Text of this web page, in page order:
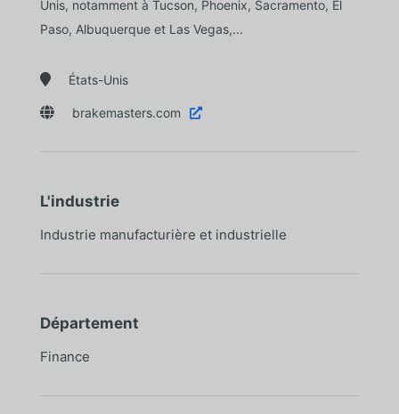
Unis, notamment à Tucson, Phoenix, Sacramento, El
Paso, Albuquerque et Las Vegas,...
 États-Unis
 brakemasters.com 
L'industrie
Industrie manufacturière et industrielle
Département
Finance